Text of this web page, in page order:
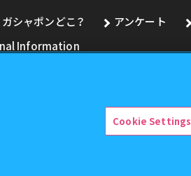
ガシャポンどこ？ アンケート
Information
す。
Cookie Settings